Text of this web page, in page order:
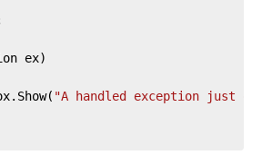
ex)
"A handled exception just